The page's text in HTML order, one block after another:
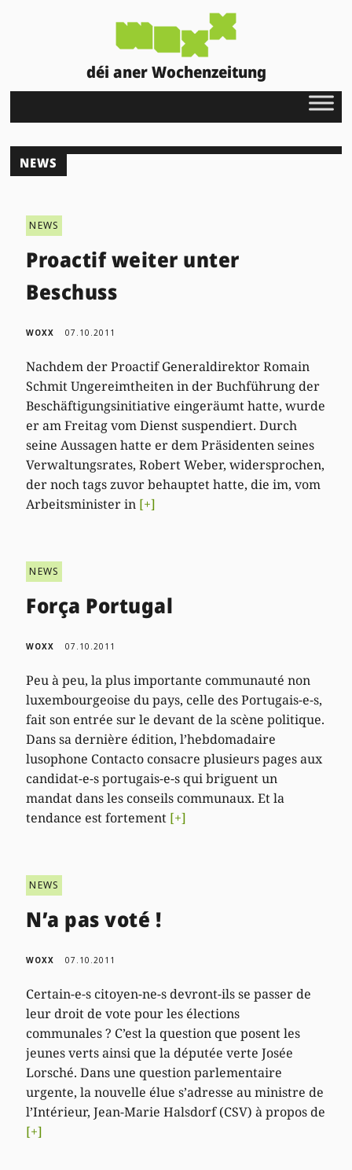
déi aner Wochenzeitung
NEWS
NEWS
Proactif weiter unter
Beschuss
WOXX 07.10.2011
Nachdem der Proactif Generaldirektor Romain
Schmit Ungereimtheiten in der Buchführung der
Beschäftigungsinitiative eingeräumt hatte, wurde
er am Freitag vom Dienst suspendiert. Durch
seine Aussagen hatte er dem Präsidenten seines
Verwaltungsrates, Robert Weber, widersprochen,
der noch tags zuvor behauptet hatte, die im, vom
Arbeitsminister in [+]
NEWS
Força Portugal
WOXX 07.10.2011
Peu à peu, la plus importante communauté non
luxembourgeoise du pays, celle des Portugais-e-s,
fait son entrée sur le devant de la scène politique.
Dans sa dernière édition, l’hebdomadaire
lusophone Contacto consacre plusieurs pages aux
candidat-e-s portugais-e-s qui briguent un
mandat dans les conseils communaux. Et la
tendance est fortement [+]
NEWS
N’a pas voté !
WOXX 07.10.2011
Certain-e-s citoyen-ne-s devront-ils se passer de
leur droit de vote pour les élections
communales ? C’est la question que posent les
jeunes verts ainsi que la députée verte Josée
Lorsché. Dans une question parlementaire
urgente, la nouvelle élue s’adresse au ministre de
l’Intérieur, Jean-Marie Halsdorf (CSV) à propos de
[+]